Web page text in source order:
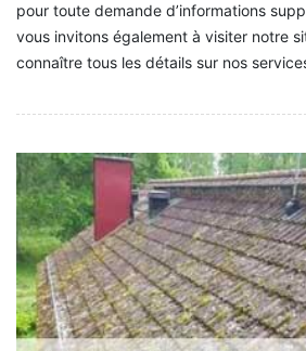
pour toute demande d’informations
vous invitons également à visiter notre
connaître tous les détails sur nos